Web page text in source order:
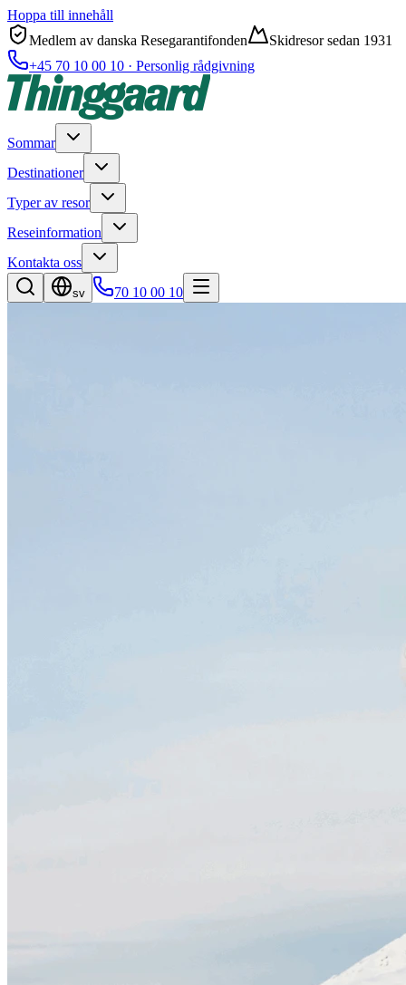
Hoppa till innehåll
Medlem av danska Resegarantifonden
Skidresor sedan 1931
+45 70 10 00 10 · Personlig rådgivning
Sommar
Destinationer
Typer av resor
Reseinformation
Kontakta oss
sv 70 10 00 10